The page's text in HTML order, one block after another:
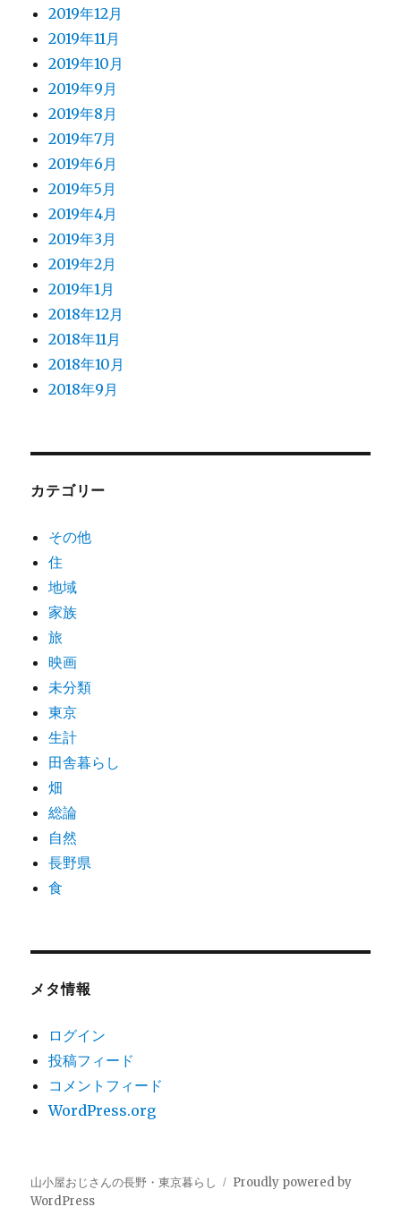
2019年12月
2019年11月
2019年10月
2019年9月
2019年8月
2019年7月
2019年6月
2019年5月
2019年4月
2019年3月
2019年2月
2019年1月
2018年12月
2018年11月
2018年10月
2018年9月
カテゴリー
その他
住
地域
家族
旅
映画
未分類
東京
生計
田舎暮らし
畑
総論
自然
長野県
食
メタ情報
ログイン
投稿フィード
コメントフィード
WordPress.org
山小屋おじさんの長野・東京暮らし
Proudly powered by
WordPress